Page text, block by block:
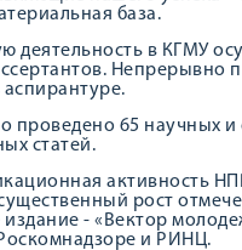
база.
деятельность в КГМУ
Непрерывно
аспирантуре.
проведено 65 научных
статей.
активность
рост
- «Вектор
и РИНЦ.